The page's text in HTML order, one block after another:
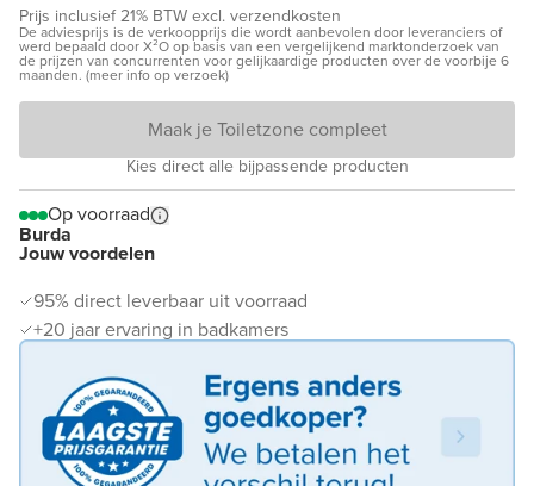
Burda
Jouw voordelen
95% direct leverbaar uit voorraad
+20 jaar ervaring in badkamers
Prijs inclusief 21% BTW excl. verzendkosten
De adviesprijs is de verkoopprijs die wordt aanbevolen door leveranciers of
werd bepaald door X²O op basis van een vergelijkend marktonderzoek van
de prijzen van concurrenten voor gelijkaardige producten over de voorbije 6
maanden. (meer info op verzoek)
Maak je Toiletzone compleet
Kies direct alle bijpassende producten
Op voorraad